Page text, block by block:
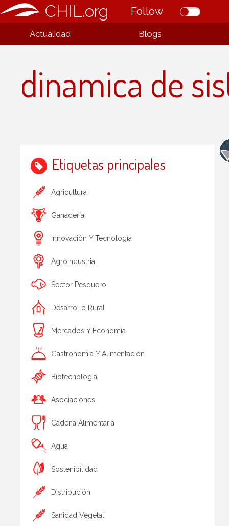
CHIL.org Follow
Actualidad Blogs
dinamica de
Etiquetas principales
Agricultura
Ganadería
Innovación Y Tecnología
Agroindustria
Sector Pesquero
Desarrollo Rural
Mercados Y Economía
Gastronomía Y Alimentación
Biotecnologia
Asociaciones
Cadena Alimentaria
Agua
Sostenibilidad
Distribución
Sanidad Vegetal